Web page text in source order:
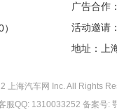
广告合作
活动邀请
地址：上
上海汽车网 Inc. All Rights
服QQ: 1310033252 备案号: